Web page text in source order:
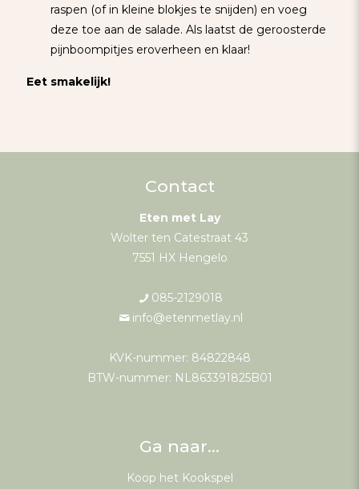
raspen (of in kleine blokjes te snijden) en voeg
deze toe aan de salade. Als laatst de geroosterde
pijnboompitjes eroverheen en klaar!
Eet smakelijk!
Contact
Eten met Lay
Wolter ten Catestraat 43
7551 HX Hengelo
085-2129018
info@etenmetlay.nl
KVK-nummer: 84822848
BTW-nummer: NL863391825B01
Ga naar…
Koop het Kookspel